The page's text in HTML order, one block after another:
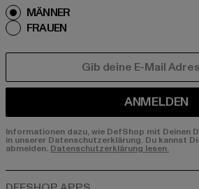
MÄNNER
FRAUEN
ANMELDEN
Informationen dazu, wie DefShop mit Deinen
in unserer Datenschutzerklärung. Du kannst
abmelden. Datenschutzerklärung lesen.